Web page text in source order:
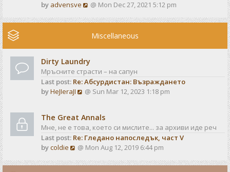
p
o
t
e
l
t
p
o
s
by advensve
V
e
w
e
l
a
t
t
p
o
s
t
@ Mon Dec 27, 2021 5:12 pm
Miscellaneous
Dirty Laundry
Мръсните страсти – на сапун
Last post: Re: Абсурдистан: Възраждането
byHeJIeraJI
V
w
t
h
e
@ Sun Mar 12, 2023 1:18 pm
The Great Annals
Мне, не е това, което си мислите... за архиви иде реч
Last post: Re: Гледано напоследък, част V
bycoldie
V
e
@ Mon Aug 12, 2019 6:44 pm